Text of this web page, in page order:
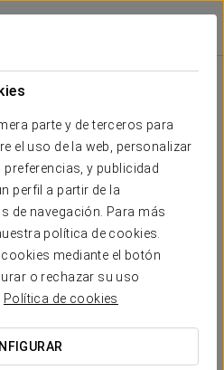
parte y de terceros para
el uso de la web, personalizar
y publicidad
perfil a partir de la
de navegación. Para más
política de cookies.
mediante el botón
o rechazar su uso
Política de cookies
romántica
(tax incl.)